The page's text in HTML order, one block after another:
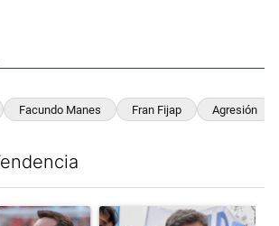
Facundo Manes Fran Fijap Agresión
con el título "Milei despidió a Jorge
Un artículo de tendencia con